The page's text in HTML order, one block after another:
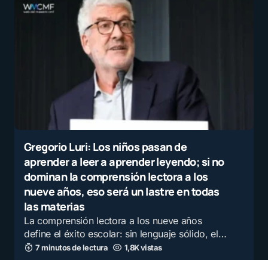
Gregorio Luri: Los niños pasan de
aprender a leer a aprender leyendo; si no
dominan la comprensión lectora a los
nueve años, eso será un lastre en todas
las materias
La comprensión lectora a los nueve años
define el éxito escolar: sin lenguaje sólido, el…
7 minutos de lectura 1,8K vistas